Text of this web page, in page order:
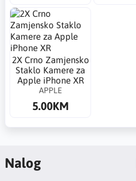
2X Crno Zamjensko
Staklo Kamere za
Apple iPhone XR
APPLE
5.00KM
Nalog